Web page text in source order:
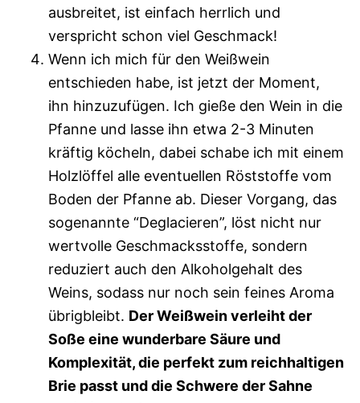
ausbreitet, ist einfach herrlich und
verspricht schon viel Geschmack!
Wenn ich mich für den Weißwein
entschieden habe, ist jetzt der Moment,
ihn hinzuzufügen. Ich gieße den Wein in die
Pfanne und lasse ihn etwa 2-3 Minuten
kräftig köcheln, dabei schabe ich mit einem
Holzlöffel alle eventuellen Röststoffe vom
Boden der Pfanne ab. Dieser Vorgang, das
sogenannte “Deglacieren”, löst nicht nur
wertvolle Geschmacksstoffe, sondern
reduziert auch den Alkoholgehalt des
Weins, sodass nur noch sein feines Aroma
übrigbleibt. Der Weißwein verleiht der
Soße eine wunderbare Säure und
Komplexität, die perfekt zum reichhaltigen
Brie passt und die Schwere der Sahne